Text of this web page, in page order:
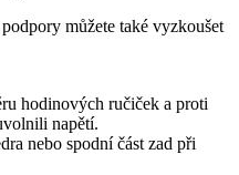
⁢můžete také vyzkoušet
hodinových ručiček a ⁣proti
⁢napětí.
nebo spodní část zad ⁢při